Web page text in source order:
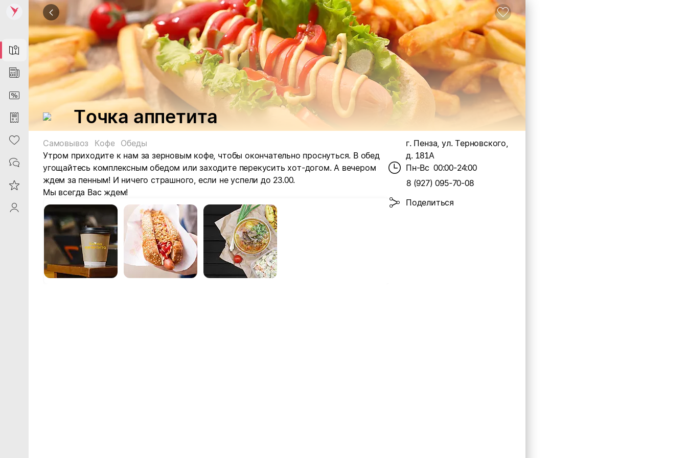
Map
News
DiscountCard
Purchases
Heart
Contacts
Reviews
ProfileSaby
Точка аппетита
Самовывоз Кофе
Обеды
Утром приходите к нам за зерновым кофе, чтобы окончательно проснуться. В обед
угощайтесь комплексным обедом или заходите перекусить хот-догом. А вечером
ждем за пенным! И ничего страшного, если не успели до 23.00.
Мы всегда Вас ждем!
г. Пенза, ул. Терновского,
д. 181А
Пн-Вс 00:00-24:00
8 (927) 095-70-08
Поделиться